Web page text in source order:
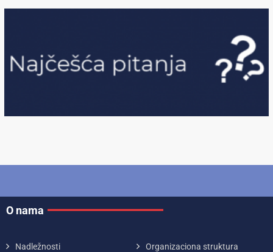
O nama
Nadležnosti Organizaciona struktura